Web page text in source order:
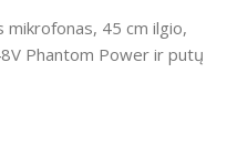
mikrofonas, 45 cm ilgio,
Phantom Power ir putų